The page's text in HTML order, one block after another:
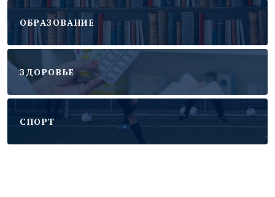
ОБРАЗОВАНИЕ
ЗДОРОВЬЕ
CПОРТ